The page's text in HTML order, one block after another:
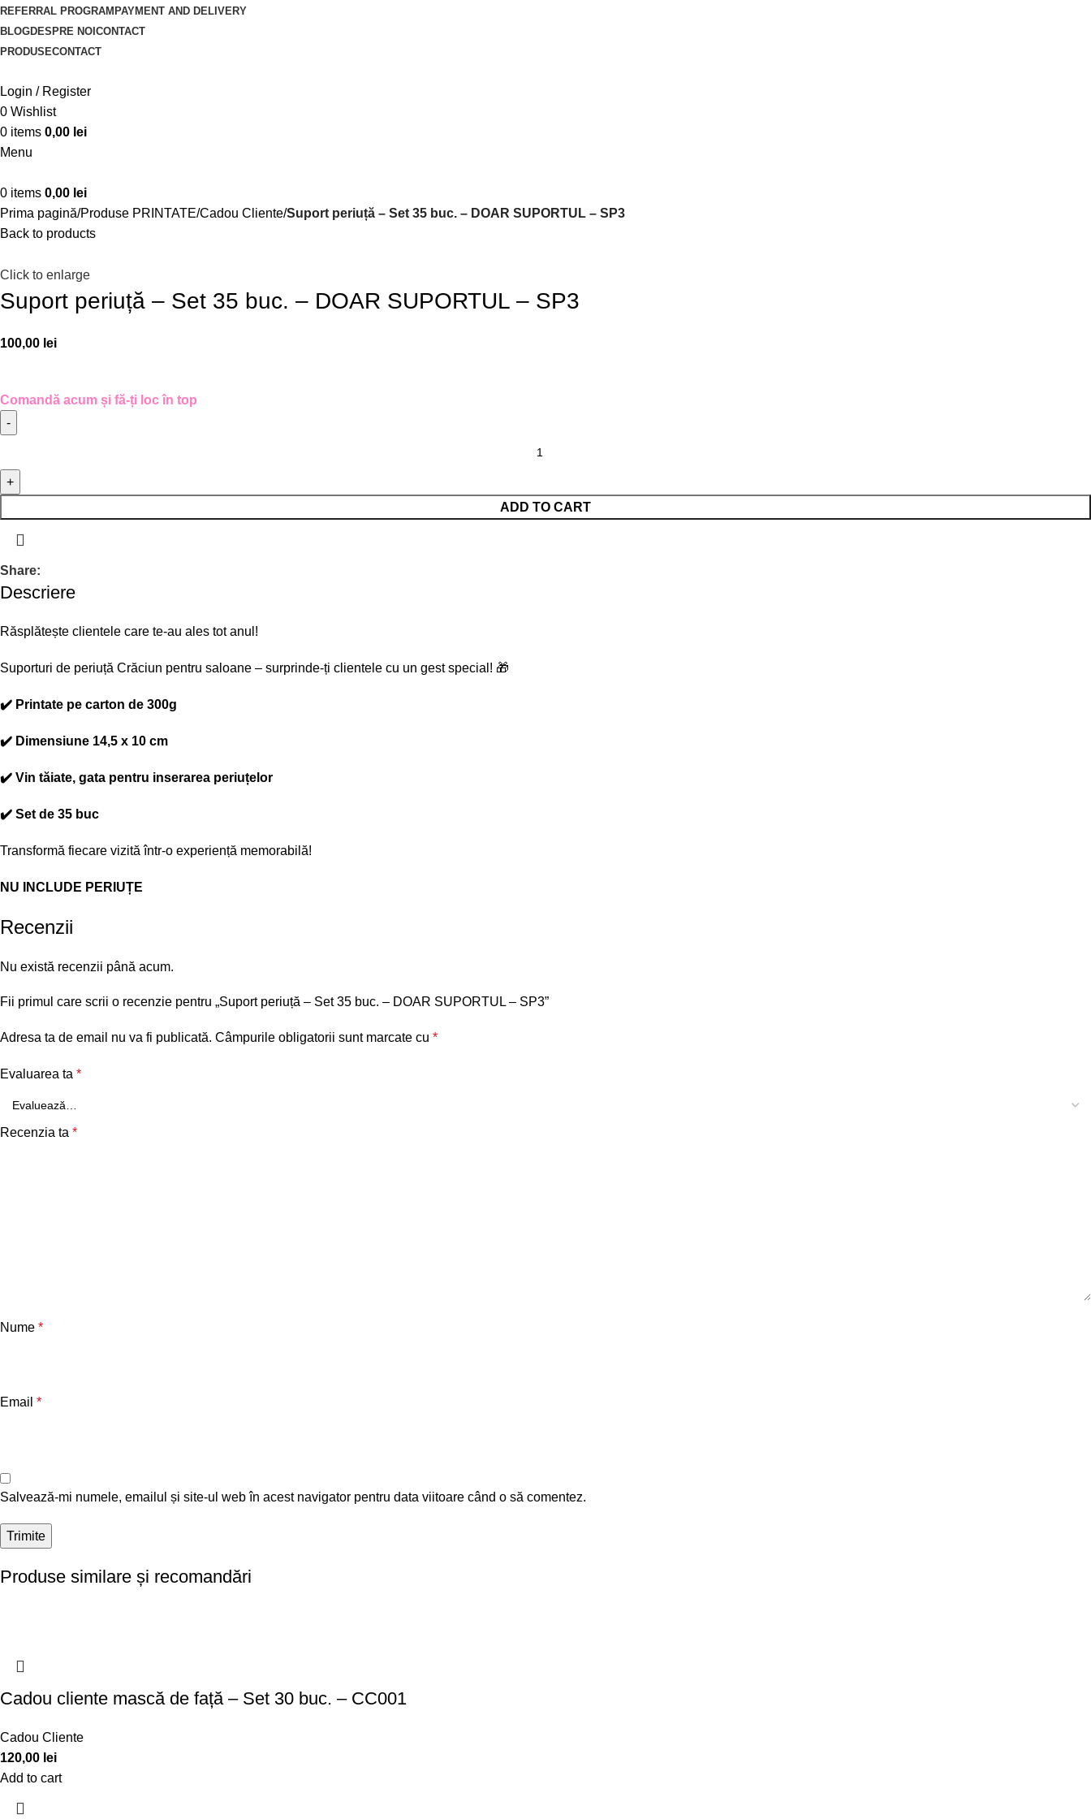
REFERRAL PROGRAM PAYMENT AND DELIVERY
BLOGDESPRE NOI CONTACT
PRODUSECONTACT
Login / Register
0 Wishlist
0 items 0,00 lei
Menu
0 items 0,00 lei
Prima pagină Produse PRINTATE Cadou Cliente Suport periuță – Set 35 buc. – DOAR SUPORTUL – SP3
Back to products
Click to enlarge
Suport periuță – Set 35 buc. – DOAR SUPORTUL – SP3
100,00 lei
Comandă acum și fă-ți loc în top
ADD TO CART
Share:
Descriere
Răsplătește clientele care te-au ales tot anul!
Suporturi de periuță Crăciun pentru saloane – surprinde-ți clientele cu un gest special! 🎁
✔️ Printate pe carton de 300g
✔️ Dimensiune 14,5 x 10 cm
✔️ Vin tăiate, gata pentru inserarea periuțelor
✔️ Set de 35 buc
Transformă fiecare vizită într-o experiență memorabilă!
NU INCLUDE PERIUȚE
Recenzii
Nu există recenzii până acum.
Fii primul care scrii o recenzie pentru „Suport periuță – Set 35 buc. – DOAR SUPORTUL – SP3”
Adresa ta de email nu va fi publicată. Câmpurile obligatorii sunt marcate cu *
Evaluarea ta *
Recenzia ta *
Nume *
Email *
Salvează-mi numele, emailul și site-ul web în acest navigator pentru data viitoare când o să comentez.
Produse similare și recomandări
Cadou cliente mască de față – Set 30 buc. – CC001
Cadou Cliente
120,00 lei
Add to cart